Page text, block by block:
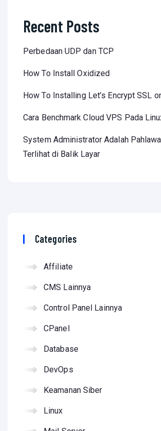
Recent Posts
Perbedaan UDP dan TCP
How To Install Oxidized
How To Installing Let’s Encrypt SSL
Cara Benchmark Cloud VPS Pada
System Administrator Adalah
Terlihat di Balik Layar
Categories
Affiliate
CMS Lainnya
Control Panel Lainnya
CPanel
Database
DevOps
Keamanan Siber
Linux